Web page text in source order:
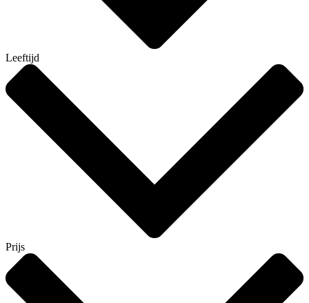
Leeftijd
Prijs